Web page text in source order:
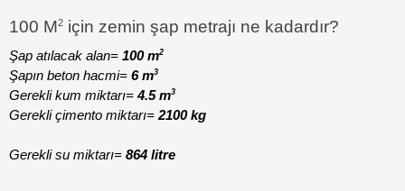
100 M2 için zemin şap metrajı ne kadardır?
Şap atılacak alan= 100 m2
Şapın beton hacmi= 6 m3
Gerekli kum miktarı= 4.5 m3
Gerekli çimento miktarı= 2100 kg
Gerekli su miktarı= 864 litre